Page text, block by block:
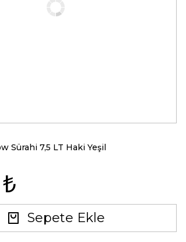
Sürahi 7,5 LT Haki Yeşil
₺
Sepete Ekle